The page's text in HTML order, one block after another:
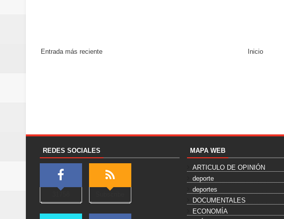
Entrada más reciente Inicio
REDES SOCIALES MAPA WEB
ARTICULO DE OPINIÓN
deporte
deportes
DOCUMENTALES
ECONOMÍA